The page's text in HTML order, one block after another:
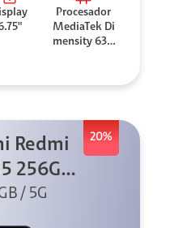
Procesador
MediaTek Di
mensity 630
20%
Redmi
256GB
/ 5G